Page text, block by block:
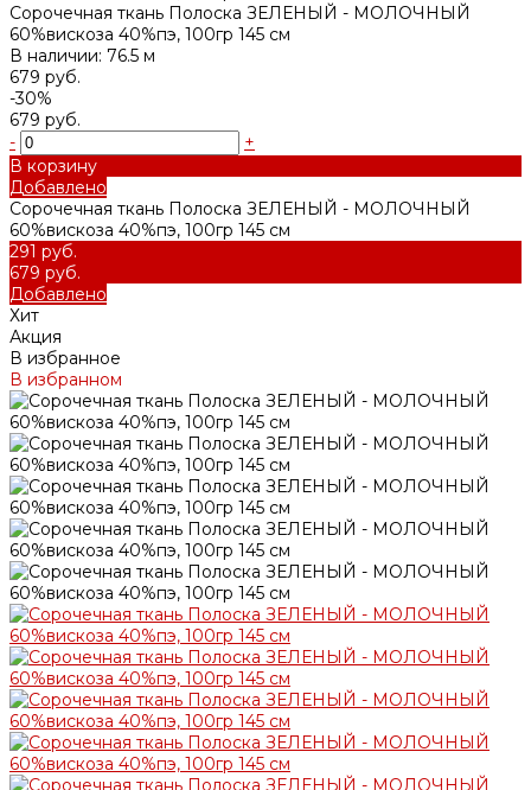
Сорочечная ткань Полоска ЗЕЛЕНЫЙ - МОЛОЧНЫЙ
60%вискоза 40%пэ, 100гр 145 см
В наличии: 76.5 м
679 руб.
-30%
679 руб.
-
+
В корзину
Добавлено
Сорочечная ткань Полоска ЗЕЛЕНЫЙ - МОЛОЧНЫЙ
60%вискоза 40%пэ, 100гр 145 см
291 руб.
679 руб.
Добавлено
Хит
Акция
В избранное
В избранном